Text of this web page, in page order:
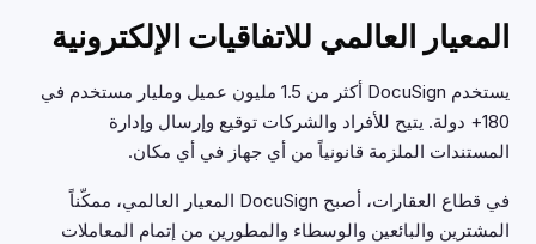
المعيار العالمي للاتفاقيات الإلكترونية
يستخدم DocuSign أكثر من 1.5 مليون عميل ومليار مستخدم في
180+ دولة. يتيح للأفراد والشركات توقيع وإرسال وإدارة
المستندات الملزمة قانونياً من أي جهاز في أي مكان.
في قطاع العقارات، أصبح DocuSign المعيار العالمي، ممكّناً
المشترين والبائعين والوسطاء والمطورين من إتمام المعاملات